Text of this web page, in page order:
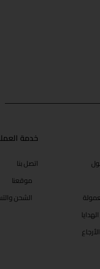
خدمة
اتصل بنا
موقعنا
الشحن